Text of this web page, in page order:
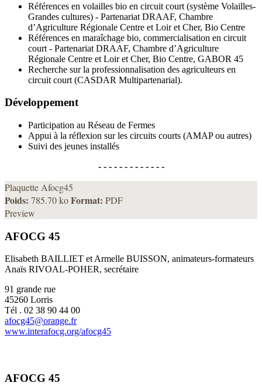
Références en volailles bio en circuit court (système Volailles-
Grandes cultures) - Partenariat DRAAF, Chambre
d’Agriculture Régionale Centre et Loir et Cher, Bio Centre
Références en maraîchage bio, commercialisation en circuit
court - Partenariat DRAAF, Chambre d’Agriculture
Régionale Centre et Loir et Cher, Bio Centre, GABOR 45
Recherche sur la professionnalisation des agriculteurs en
circuit court (CASDAR Multipartenarial).
Développement
Participation au Réseau de Fermes
Appui à la réflexion sur les circuits courts (AMAP ou autres)
Suivi des jeunes installés
- - - - - - - - - - - - -
Plaquette Afocg45
Poids: 785.70 koFormat: PDF
Preview
AFOCG 45
Elisabeth BAILLIET et Armelle BUISSON, animateurs-formateurs
Anaïs RIVOAL-POHER, secrétaire
91 grande rue
45260 Lorris
Tél . 02 38 90 44 00
afocg45@orange.fr
www.interafocg.org/afocg45
AFOCG 45